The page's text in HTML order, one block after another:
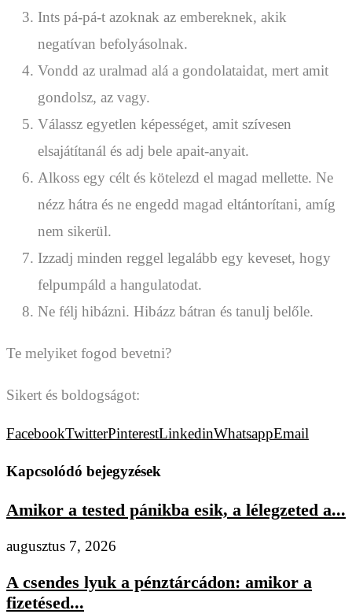
Ints pá-pá-t azoknak az embereknek, akik
negatívan befolyásolnak.
Vondd az uralmad alá a gondolataidat, mert amit
gondolsz, az vagy.
Válassz egyetlen képességet, amit szívesen
elsajátítanál és adj bele apait-anyait.
Alkoss egy célt és kötelezd el magad mellette. Ne
nézz hátra és ne engedd magad eltántorítani, amíg
nem sikerül.
Izzadj minden reggel legalább egy keveset, hogy
felpumpáld a hangulatodat.
Ne félj hibázni. Hibázz bátran és tanulj belőle.
Te melyiket fogod bevetni?
Sikert és boldogságot:
FacebookTwitterPinterestLinkedinWhatsappEmail
Kapcsolódó bejegyzések
Amikor a tested pánikba esik, a lélegzeted a...
augusztus 7, 2026
A csendes lyuk a pénztárcádon: amikor a
fizetésed...